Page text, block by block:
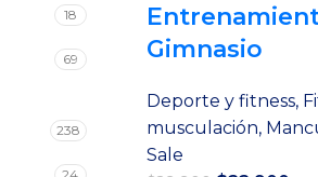
18
69
238
Gimnasio
Deporte y fitness,
musculación,
Sale